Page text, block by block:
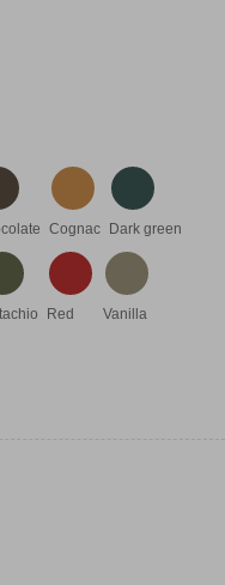
Cognac Dark green
Red Vanilla